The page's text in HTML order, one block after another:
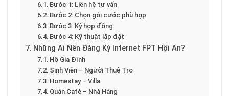
Bước 1: Liên hệ tư vấn
Bước 2: Chọn gói cước phù hợp
Bước 3: Ký hợp đồng
Bước 4: Kỹ thuật lắp đặt
Những Ai Nên Đăng Ký Internet FPT Hội An?
Hộ Gia Đình
Sinh Viên – Người Thuê Trọ
Homestay – Villa
Quán Café – Nhà Hàng